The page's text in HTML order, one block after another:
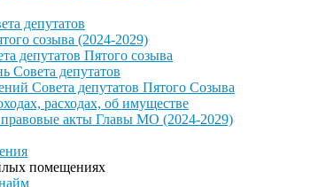
депутатов
созыва (2024-2029)
депутатов Пятого созыва
Совета депутатов
Совета депутатов Пятого Созыва
расходах, об имуществе
акты Главы МО (2024-2029)
помещениях